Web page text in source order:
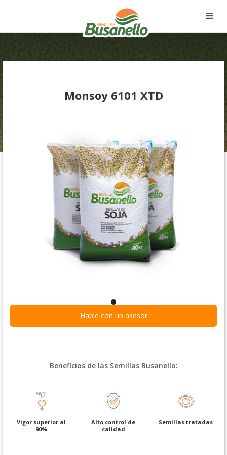
Monsoy 6101 XTD
Hable con un asesor
Beneficios de las Semillas Busanello:
Vigor superior al
90%
Alto control de
calidad
Semillas tratadas